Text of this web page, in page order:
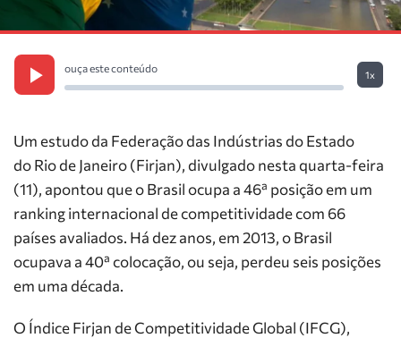
ouça este conteúdo
1x
Um estudo da Federação das Indústrias do Estado
do Rio de Janeiro (Firjan), divulgado nesta quarta-feira
(11), apontou que o Brasil ocupa a 46ª posição em um
ranking internacional de competitividade com 66
países avaliados. Há dez anos, em 2013, o Brasil
ocupava a 40ª colocação, ou seja, perdeu seis posições
em uma década.
O Índice Firjan de Competitividade Global (IFCG),